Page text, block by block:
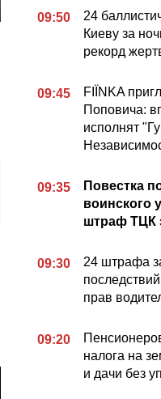
09:50
24
Киеву за
рекорд
09:45
FIÏNKA
Поповича:
исполнят
09:35
Повестка
воинского
штраф ТЦК
09:30
24 штрафа
прав
09:20
налога на
и дачи без